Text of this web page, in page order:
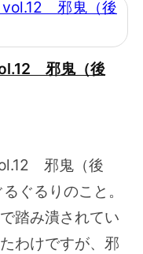
邪鬼（後
邪鬼（後
ぐるりのこと。
踏み潰されてい
わけですが、邪